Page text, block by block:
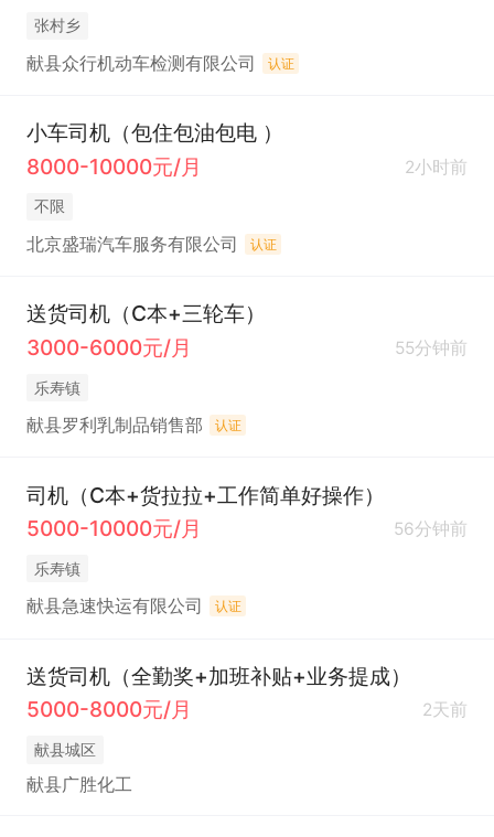
张村乡
献县众行机动车检测有限公司 认证
小车司机（包住包油包电 ）
8000-10000元/月
2小时前
不限
北京盛瑞汽车服务有限公司 认证
送货司机（C本+三轮车）
3000-6000元/月
55分钟前
乐寿镇
献县罗利乳制品销售部 认证
司机（C本+货拉拉+工作简单好操作）
5000-10000元/月
56分钟前
乐寿镇
献县急速快运有限公司 认证
送货司机（全勤奖+加班补贴+业务提成）
5000-8000元/月
2天前
献县城区
献县广胜化工